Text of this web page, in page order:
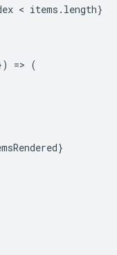
< items . length}
=> (
}